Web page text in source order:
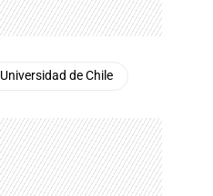
Universidad de Chile